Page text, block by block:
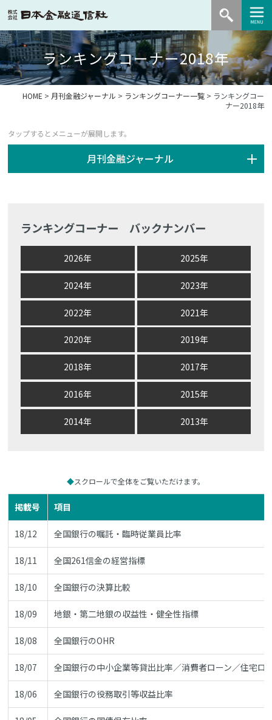
ランキングコーナー2018年
HOME > 月刊金融ジャーナル > ランキングコーナー一覧> ランキングコー
ナー2018年
月刊金融ジャーナル
ランキングコーナー バックナンバー
2026年 2025年
2024年 2023年
2022年 2021年
2020年 2019年
2018年 2017年
2016年 2015年
2014年 2013年
スクロールで全体をご覧いただけます。
掲載号 項目
18/12 全国銀行の嘱託・臨時従業員比率
18/11 全国261信金の経営指標
18/10 全国銀行の決算比較
18/09 地銀・第二地銀の収益性・健全性指標
18/08 全国銀行のOHR
18/07 全国銀行の中小企業等貸出比率／消費者ローン／住宅ロ
18/06 全国銀行の役務取引等収益比率